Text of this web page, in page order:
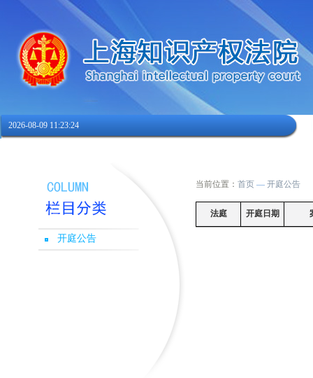
2026-08-09 11:23:24
开庭公告
当前位置： 首页 — 开庭公告
法庭 开庭日期